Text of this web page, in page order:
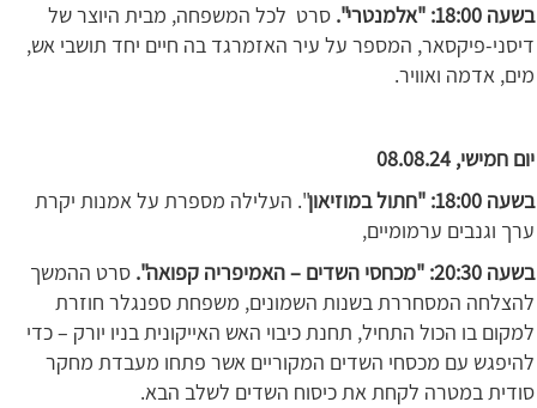
בשעה 18:00: "אלמנטרי".
סרט לכל המשפחה, מבית היוצר של
דיסני-פיקסאר, המספר על עיר האזמרגד בה חיים יחד תושבי אש,
מים, אדמה ואוויר.
יום חמישי, 08.08.24
בשעה 18:00: "חתול במוזיאון
". העלילה מספרת על אמנות יקרת
ערך וגנבים ערמומיים,
בשעה 20:30: "מכחסי השדים – האמיפריה קפואה".
סרט ההמשך
להצלחה המסחררת בשנות השמונים, משפחת ספנגלר חוזרת
למקום בו הכול התחיל, תחנת כיבוי האש האייקונית בניו יורק – כדי
להיפגש עם מכסחי השדים המקוריים אשר פתחו מעבדת מחקר
סודית במטרה לקחת את כיסוח השדים לשלב הבא.